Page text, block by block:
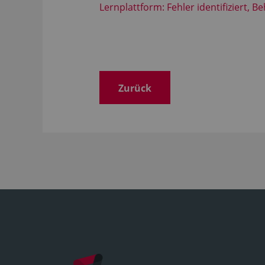
Lernplattform: Fehler identifiziert,
Zurück